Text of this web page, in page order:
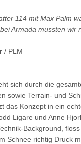
114 mit Max Palm
Armada mussten wir
/ PLM
sich durch die
sowie Terrain- und
das Konzept in ein
Ligare und Anne
Background,
Schnee richtig Druck